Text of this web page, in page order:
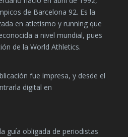
de Barcelona 92. Es la
en atletismo y running que
a nivel mundial, pues
de la World Athletics.
fue impresa, y desde el
digital en
guía obligada de periodistas